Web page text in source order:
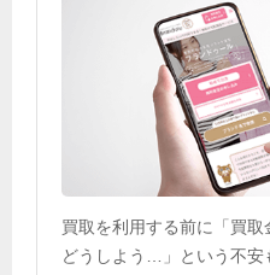
買取を利用する前に「買
どうしよう…」という不安